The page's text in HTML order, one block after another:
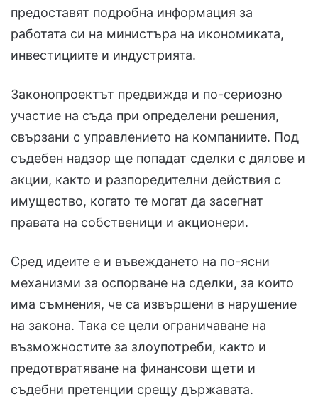
предоставят подробна информация за
работата си на министъра на икономиката,
инвестициите и индустрията.
Законопроектът предвижда и по-сериозно
участие на съда при определени решения,
свързани с управлението на компаниите. Под
съдебен надзор ще попадат сделки с дялове и
акции, както и разпоредителни действия с
имущество, когато те могат да засегнат
правата на собственици и акционери.
Сред идеите е и въвеждането на по-ясни
механизми за оспорване на сделки, за които
има съмнения, че са извършени в нарушение
на закона. Така се цели ограничаване на
възможностите за злоупотреби, както и
предотвратяване на финансови щети и
съдебни претенции срещу държавата.